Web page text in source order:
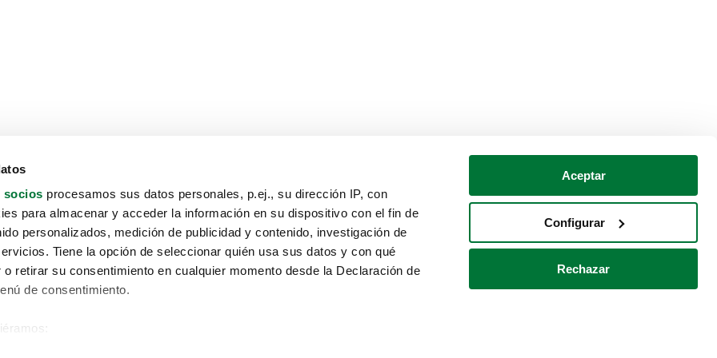
socios procesamos sus datos personales, p.ej., su dirección IP, con
para almacenar y acceder la información en su dispositivo con el fin de
personalizados, medición de publicidad y contenido, investigación de
Tiene la opción de seleccionar quién usa sus datos y con qué
retirar su consentimiento en cualquier momento desde la Declaración de
de consentimiento.
Aceptar
Configurar
Rechazar